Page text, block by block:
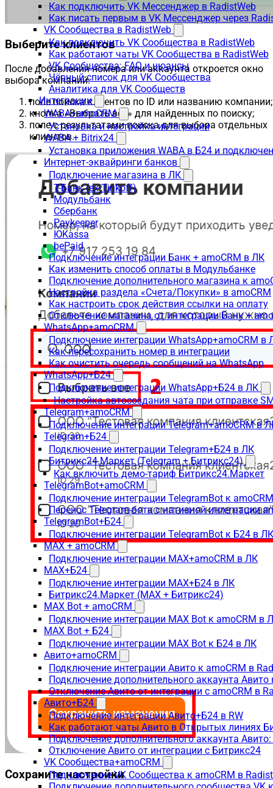
Как подключить VK Мессенджер в RadistWeb
Как писать первым в VK Мессенджер через
VK Сообщества в RadistWeb
Как подключить VK Сообщества в RadistWeb
Как работают чаты VK Сообщества в RadistWeb
VK Сообщества: FAQ и нюансы
Чёрный список для VK Сообщества
Аналитика для VK Сообществ
Интеграции
WABA+amoCRM
Установка и настройка интеграции
WABA + Bitrix24
Установка приложения WABA в Б24 и
Интернет-эквайринги банков
Подключение магазина в ЛК
Т-Банк (ex-Tinkoff)
Модульбанк
Сбербанк
Paykeeper
ЮKassa
bePaid
Подключение интеграции Банк + amoCRM в ЛК
Как изменить способ оплаты в Модульбанке
Подключение дополнительного магазина к
Настройка раздела «Счета/Покупки» в amoCRM
Как настроить срок действия ссылки на оплату
Отключение магазина от интеграции Банк +
WhatsApp+amoCRM
Подключение интеграции WhatsApp+amoCRM в
Как пересохранить номер в интеграции
Как очистить очередь сообщений на WhatsApp
WhatsApp+Б24
Подключение интеграции WhatsApp+Б24 в ЛК
Настройка автосоздания чата при отправке
Telegram+amoCRM
Подключение интеграции Telegram+amoCRM в
Telegram+Б24
Подключение интеграции Telegram+Б24 в ЛК
Битрикс24.Маркет (Telegram + Битрикс24)
Как включить демо-тариф Битрикс24.Маркет
TelegramBot+amoCRM
Подключение интеграции TelegramBot к
Перенос Telegram-бота с нативной интеграции
TelegramBot+Б24
Подключение интеграции TelegramBot к Б24 в ЛК
MAX + amoCRM
Подключение интеграции MAX+amoCRM в ЛК
MAX+Б24
Подключение интеграции MAX+Б24 в ЛК
Битрикс24.Маркет (MAX + Битрикс24)
MAX Bot + amoCRM
Подключение интеграции MAX Bot к amoCRM в
MAX Bot + Б24
Подключение интеграции MAX Bot к Б24 в ЛК
Авито+amoCRM
Подключение интеграции Авито к amoCRM в
Подключение дополнительного аккаунта Авито
Отключение Авито от интеграции с amoCRM в
Авито+Б24
Подключение интеграции Авито+Б24 в RW
Как работают чаты Авито в Открытых линиях
Подключение дополнительного аккаунта
Отключение Авито от интеграции с Битрикс24
VK Сообщества+amoCRM
Подключение VK Сообщества к amoCRM в
Выберите клиентов
После добавления номера или аккаунта откроется окно
выбора компаний:
поле поиска клиентов по ID или названию компании;
кнопка «Выбрать все» для найденных по поиску;
поле с результатами поиска для выбора отдельных
клиентов.
Сохраните настройки